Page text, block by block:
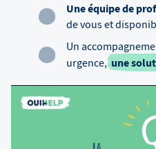
Une équipe de
de vous et
Un
urgence,une